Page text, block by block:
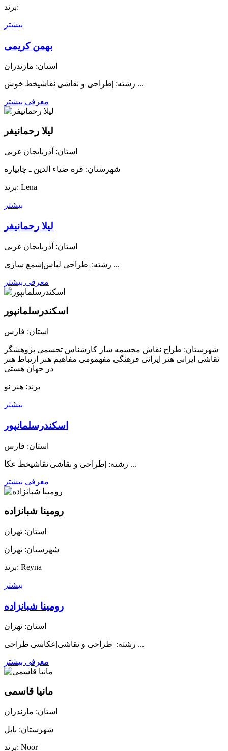
برند:
بیشتر
بهمن کریمی
استان: مازندران
رشته: |طراحی و نقاشی|نقاشیخط|خوش ...
معرفی بیشتر
لیلا رحمانیفر
استان: آذربایجان غربی
شهرستان: قره ضیاء الدین ـ چایپاره
برند: Lena
بیشتر
لیلا رحمانیفر
استان: آذربایجان غربی
رشته: |طراحی لباس|شمع سازی ...
معرفی بیشتر
اسکندرسلمانپور
استان: فارس
شهرستان: طراح نقاش مجسمه ساز کارشناس تجسمی پژوهشگر
نقاشی ایرانی هنر ایرانی فرهنگی مفهمومی مفاهیم هنر ارتباط هنر
در جهان هستی
برند: هنر نو
بیشتر
اسکندرسلمانپور
استان: فارس
رشته: |طراحی و نقاشی|نقاشیخط|عکا ...
معرفی بیشتر
رومینا شبانزاده
استان: تهران
شهرستان: تهران
برند: Reyna
بیشتر
رومینا شبانزاده
استان: تهران
رشته: |طراحی و نقاشی|عکاسی|طراحی ...
معرفی بیشتر
مانیا قاسمی
استان: مازندران
شهرستان: بابل
برند: Noor